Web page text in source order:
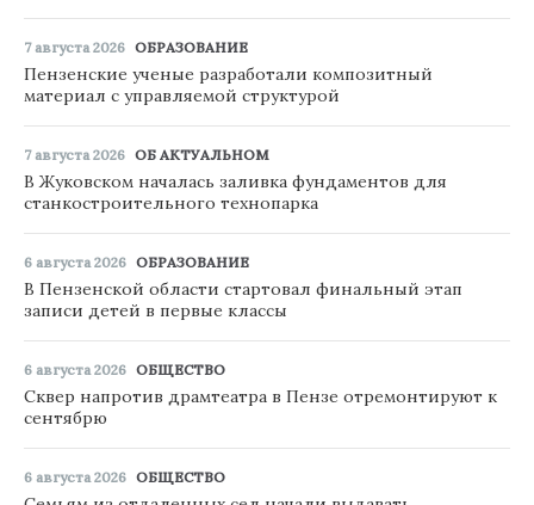
7 августа 2026 ОБРАЗОВАНИЕ
Пензенские ученые разработали композитный
материал с управляемой структурой
7 августа 2026 ОБ АКТУАЛЬНОМ
В Жуковском началась заливка фундаментов для
станкостроительного технопарка
6 августа 2026 ОБРАЗОВАНИЕ
В Пензенской области стартовал финальный этап
записи детей в первые классы
6 августа 2026 ОБЩЕСТВО
Сквер напротив драмтеатра в Пензе отремонтируют к
сентябрю
6 августа 2026 ОБЩЕСТВО